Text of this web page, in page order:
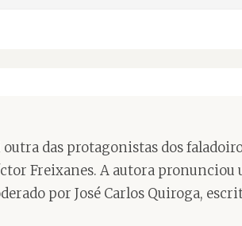
das protagonistas dos
Freixanes. A autora
por José Carlos Quiroga,